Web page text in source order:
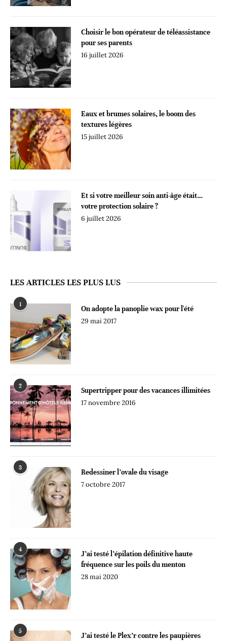
Choisir le bon opérateur de téléassistance
pour ses parents
16 juillet 2026
Eaux et brumes solaires, le boom des
textures légères
15 juillet 2026
Et si votre meilleur soin anti-âge était…
votre protection solaire ?
6 juillet 2026
LES ARTICLES LES PLUS LUS
1
On adopte la panoplie wax pour l'été
29 mai 2017
2
Supertripper pour des vacances illimitées
17 novembre 2016
3
Redessiner l’ovale du visage
7 octobre 2017
4
J’ai testé l’épilation définitive haute
fréquence sur les poils du menton
28 mai 2020
5
J’ai testé le Plex’r contre les paupières